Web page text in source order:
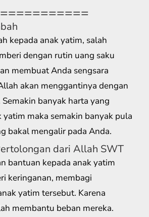
kepada anak yatim, salah
dengan rutin uang saku
membuat Anda sengsara
akan menggantinya dengan
banyak harta yang
maka semakin banyak pula
bakal mengalir pada Anda.
dari Allah SWT
bantuan kepada anak yatim
keringanan, membagi
yatim tersebut. Karena
membantu beban mereka.